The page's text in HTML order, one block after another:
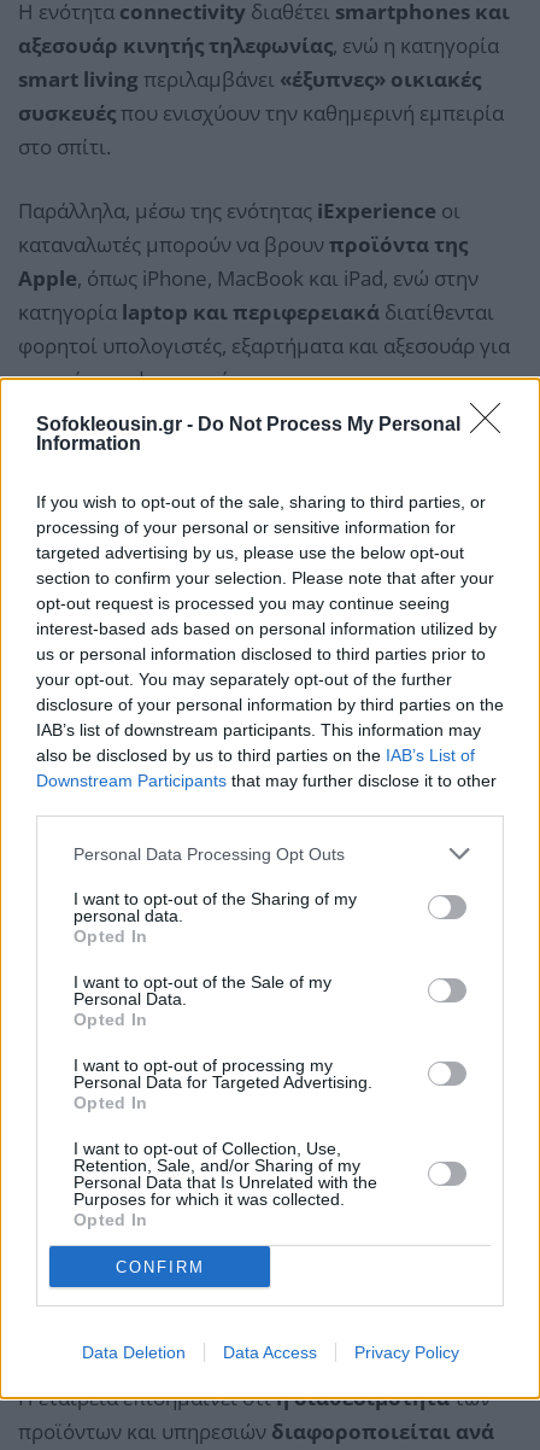
Sofokleousin.gr - Do Not Process My Personal
Information
If you wish to opt-out of the sale, sharing to third parties, or
processing of your personal or sensitive information for
targeted advertising by us, please use the below opt-out
section to confirm your selection. Please note that after your
opt-out request is processed you may continue seeing
interest-based ads based on personal information utilized by
us or personal information disclosed to third parties prior to
your opt-out. You may separately opt-out of the further
disclosure of your personal information by third parties on the
IAB’s list of downstream participants. This information may
also be disclosed by us to third parties on the IAB’s List of
Downstream Participants that may further disclose it to other
Personal Data Processing Opt Outs
I want to opt-out of the Sharing of my
personal data.
Opted In
I want to opt-out of the Sale of my
Personal Data.
Opted In
I want to opt-out of processing my
Personal Data for Targeted Advertising.
Opted In
I want to opt-out of Collection, Use,
Retention, Sale, and/or Sharing of my
Personal Data that Is Unrelated with the
Purposes for which it was collected.
Opted In
CONFIRM
Data Deletion Data Access Privacy Policy
Η ενότητα connectivity διαθέτει smartphones και
αξεσουάρ κινητής τηλεφωνίας, ενώ η κατηγορία
smart living περιλαμβάνει «έξυπνες» οικιακές
συσκευέςπου ενισχύουν την καθημερινή εμπειρία
στο σπίτι.
Παράλληλα, μέσω της ενότητας iExperience οι
καταναλωτές μπορούν να βρουνπροϊόντα της
Apple, όπως iPhone, MacBook και iPad, ενώ στην
κατηγορία laptop και περιφερειακά διατίθενται
φορητοί υπολογιστές, εξαρτήματα και αξεσουάρ για
εργασία και ψυχαγωγία.
Η κατηγορίαentertainmentπεριλαμβάνει
τηλεοράσεις και προϊόντα gaming
δημιουργώντας μια ολοκληρωμένη εμπειρία
τεχνολογίας και ψυχαγωγίας μέσα στα καταστήματα
Η εταιρεία επισημαίνει ότιη διαθεσιμότητατων
προϊόντων και υπηρεσιών διαφοροποιείται ανά